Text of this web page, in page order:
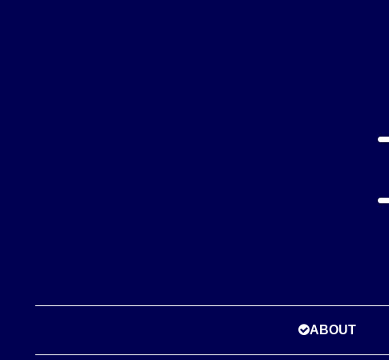
ABOUT